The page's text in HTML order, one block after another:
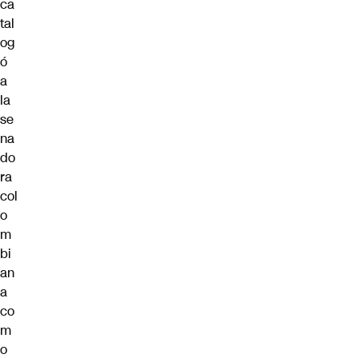
ca
tal
og
ó
a
la
se
na
do
ra
col
o
m
bi
an
a
co
m
o